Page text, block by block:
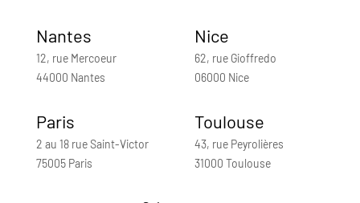
Nantes
12, rue Mercoeur
44000 Nantes
Nice
62, rue Gioffredo
06000 Nice
Paris
2 au 18 rue Saint-Victor
75005 Paris
Toulouse
43, rue Peyrolières
31000 Toulouse